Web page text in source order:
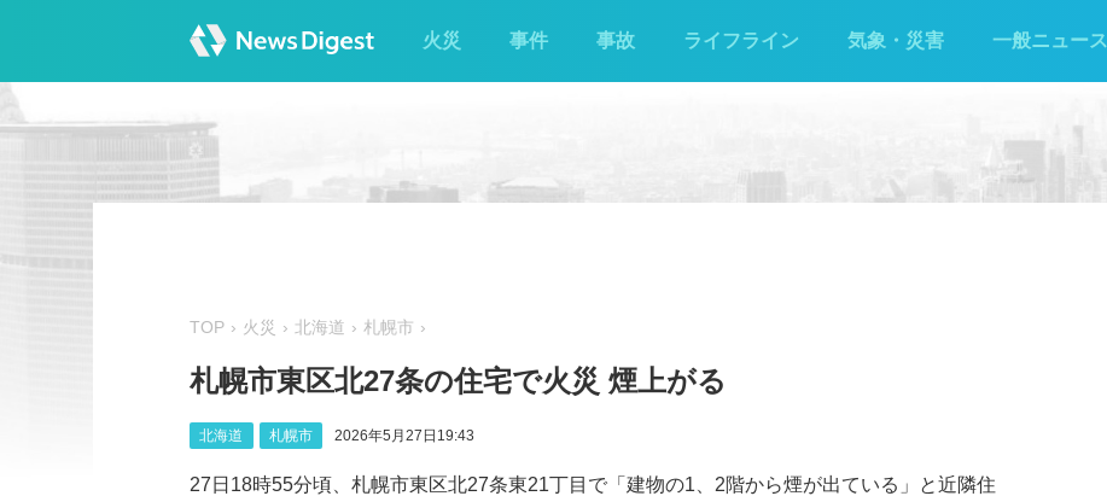
火災 事件 事故 ライフライン 気象・災害 一般ニュース
TOP 火災 北海道 札幌市
札幌市東区北27条の住宅で火災 煙上がる
北海道 札幌市 2026年5月27日19:43
27日18時55分頃、札幌市東区北27条東21丁目で「建物の1、2階から煙が出ている」と近隣住